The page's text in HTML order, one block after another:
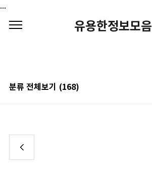
...
유용한정보모음
분류 전체보기 (168)